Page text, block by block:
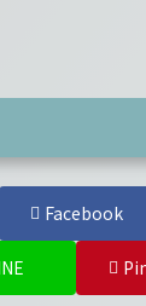
Facebook